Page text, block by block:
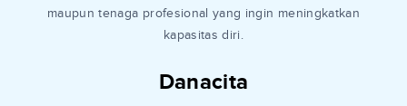
Danacita
maupun tenaga profesional yang ingin meningkatkan
kapasitas diri.